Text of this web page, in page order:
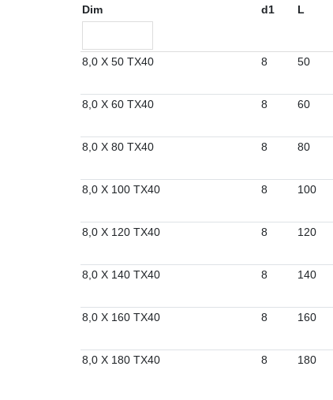
Dim d1 L
8,0 X 50 TX40 8 50
8,0 X 60 TX40 8 60
8,0 X 80 TX40 8 80
8,0 X 100 TX40 8 100
8,0 X 120 TX40 8 120
8,0 X 140 TX40 8 140
8,0 X 160 TX40 8 160
8,0 X 180 TX40 8 180